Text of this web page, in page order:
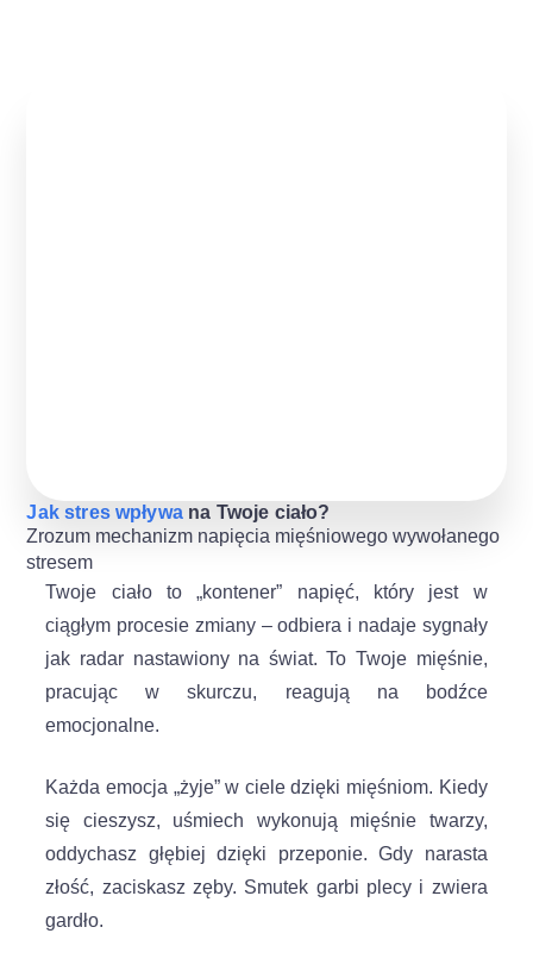
Jak stres wpływana Twoje ciało?
Zrozum mechanizm napięcia mięśniowego wywołanego
stresem
Twoje ciało to „kontener” napięć, który jest w
ciągłym procesie zmiany – odbiera i nadaje sygnały
jak radar nastawiony na świat. To Twoje mięśnie,
pracując w skurczu, reagują na bodźce
emocjonalne.
Każda emocja „żyje” w ciele dzięki mięśniom. Kiedy
się cieszysz, uśmiech wykonują mięśnie twarzy,
oddychasz głębiej dzięki przeponie. Gdy narasta
złość, zaciskasz zęby. Smutek garbi plecy i zwiera
gardło.